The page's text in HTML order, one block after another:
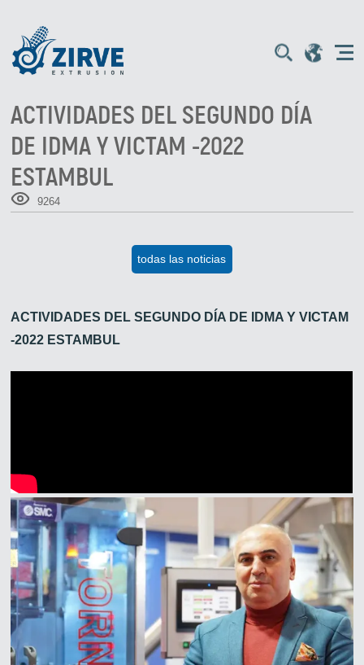
ACTIVIDADES DEL SEGUNDO DÍA
DE IDMA Y VICTAM -2022
ESTAMBUL
9264
todas las noticias
ACTIVIDADES DEL SEGUNDO DÍA DE IDMA Y VICTAM
-2022 ESTAMBUL